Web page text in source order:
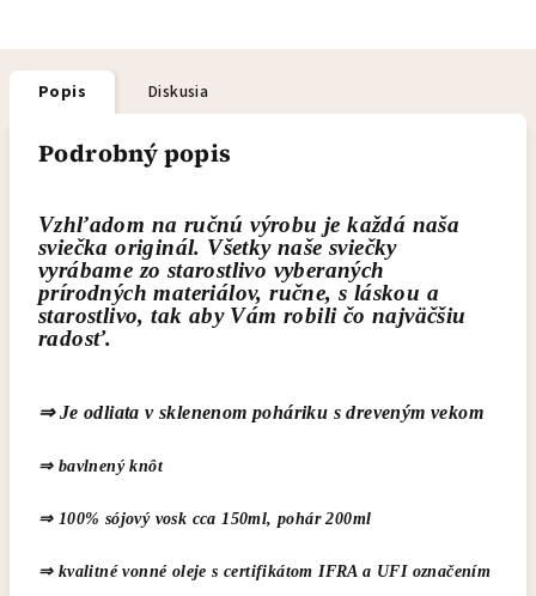
Popis Diskusia
Podrobný popis
Vzhľadom na ručnú výrobu je každá naša
sviečka originál. Všetky naše sviečky
vyrábame zo starostlivo vyberaných
prírodných materiálov, ručne, s láskou a
starostlivo, tak aby Vám robili čo najväčšiu
radosť.
⇒ Je odliata v sklenenom poháriku s dreveným vekom
⇒ bavlnený knôt
⇒ 100% sójový vosk cca 150ml, pohár 200ml
⇒ kvalitné vonné oleje s certifikátom IFRA a UFI označením